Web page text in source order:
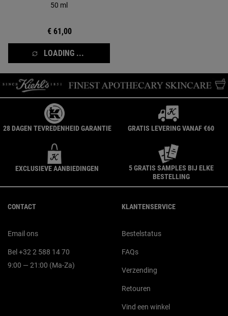
50 ml
€ 61,00
LOADING ...
28 DAGEN TEVREDENHEID GARANTIE GRATIS LEVERING VANAF €60
EXCLUSIEVE AANBIEDINGEN
5 GRATIS SAMPLES BIJ ELKE
BESTELLING
CONTACT
Email ons
Bel +32 2 588 14 70
9:00 — 21:00 (Ma-Za)
KLANTENSERVICE
Bestelstatus
FAQs
Verzending
Retouren
Vind een winkel